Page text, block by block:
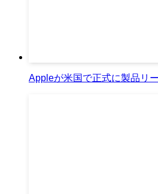
Appleが米国で正式に製品リ